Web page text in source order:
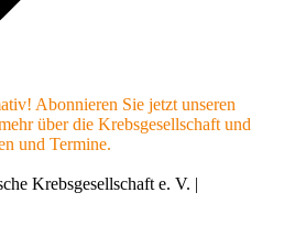
Abonnieren Sie jetzt unseren
über die Krebsgesellschaft und
und Termine.
Krebsgesellschaft e. V. |